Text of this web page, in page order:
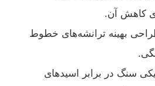
کاهش آن.
بهینه ترانشه‌های خطوط
سنگ در برابر اسیدهای